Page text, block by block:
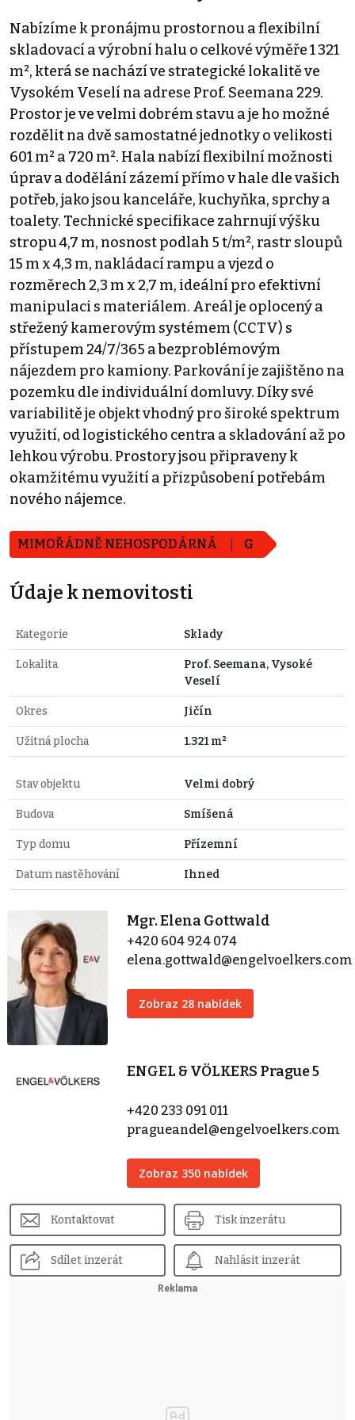
Nabízíme k pronájmu prostornou a flexibilní
skladovací a výrobní halu o celkové výměře 1 321
m², která se nachází ve strategické lokalitě ve
Vysokém Veselí na adrese Prof. Seemana 229.
Prostor je ve velmi dobrém stavu a je ho možné
rozdělit na dvě samostatné jednotky o velikosti
601 m² a 720 m². Hala nabízí flexibilní možnosti
úprav a dodělání zázemí přímo v hale dle vašich
potřeb, jako jsou kanceláře, kuchyňka, sprchy a
toalety. Technické specifikace zahrnují výšku
stropu 4,7 m, nosnost podlah 5 t/m², rastr sloupů
15 m x 4,3 m, nakládací rampu a vjezd o
rozměrech 2,3 m x 2,7 m, ideální pro efektivní
manipulaci s materiálem. Areál je oplocený a
střežený kamerovým systémem (CCTV) s
přístupem 24/7/365 a bezproblémovým
nájezdem pro kamiony. Parkování je zajištěno na
pozemku dle individuální domluvy. Díky své
variabilitě je objekt vhodný pro široké spektrum
využití, od logistického centra a skladování až po
lehkou výrobu. Prostory jsou připraveny k
okamžitému využití a přizpůsobení potřebám
nového nájemce.
MIMOŘÁDNĚ NEHOSPODÁRNÁ G
Údaje k nemovitosti
Kategorie Sklady
Lokalita
Prof. Seemana, Vysoké
Veselí
Okres Jičín
Užitná plocha 1.321 m²
Stav objektu Velmi dobrý
Budova Smíšená
Typ domu Přízemní
Datum nastěhování Ihned
Mgr. Elena Gottwald
+420 604 924 074
elena.gottwald@engelvoelkers.com
Zobraz 28 nabídek
ENGEL & VÖLKERS Prague 5
+420 233 091 011
pragueandel@engelvoelkers.com
Zobraz 350 nabídek
Kontaktovat Tisk inzerátu
Sdílet inzerát Nahlásit inzerát